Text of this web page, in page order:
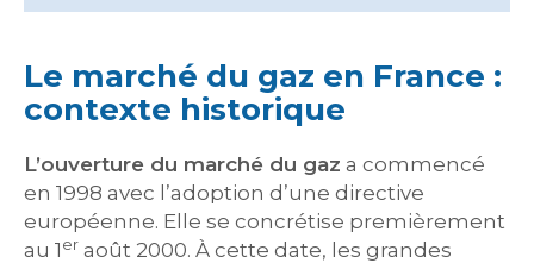
Le marché du gaz en France :
contexte historique
L’ouverture du marché du gaz a commencé
en 1998 avec l’adoption d’une directive
européenne. Elle se concrétise premièrement
au 1 er août 2000. À cette date, les grandes